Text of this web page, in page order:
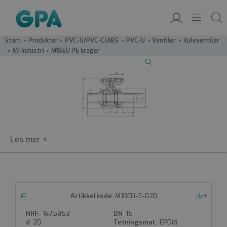
Start / Produkter / PVC-U/PVC-C/ABS / PVC-U / Ventiler / Kuleventiler
/ M1 Industri / M1BEU PE krager
M1BEU
PVC-kuleventil
M1BEU-E-020
1475853
15
20
EPDM